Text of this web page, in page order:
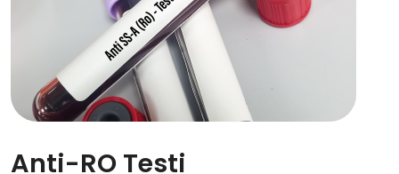
Anti-RO Testi